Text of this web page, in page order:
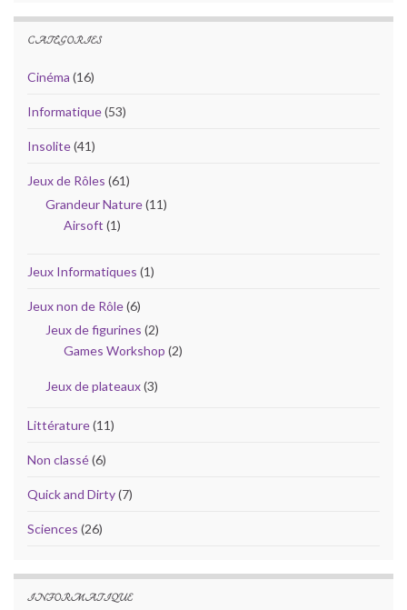
CATÉGORIES
Cinéma (16)
Informatique(53)
Insolite(41)
Jeux de Rôles (61)
Grandeur Nature(11)
Airsoft (1)
Jeux Informatiques (1)
Jeux non de Rôle(6)
Jeux de figurines (2)
Games Workshop (2)
Jeux de plateaux(3)
Littérature(11)
Non classé(6)
Quick and Dirty(7)
Sciences (26)
INFORMATIQUE